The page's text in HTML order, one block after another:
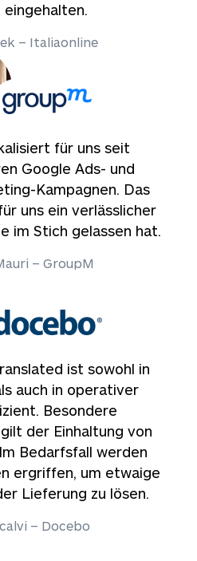
– Italiaonline
für uns seit
Google Ads- und
Kampagnen. Das
uns ein verlässlicher
im Stich gelassen hat.
– GroupM
ist sowohl in
auch in operativer
Besondere
der Einhaltung von
Bedarfsfall werden
ergriffen, um etwaige
Lieferung zu lösen.
– Docebo